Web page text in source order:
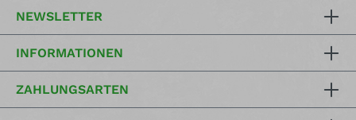
NEWSLETTER
INFORMATIONEN
ZAHLUNGSARTEN